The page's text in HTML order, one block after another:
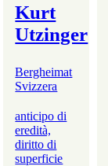
Kurt
Utzinger
Bergheimat
Svizzera
anticipo di
eredità,
diritto di
superficie